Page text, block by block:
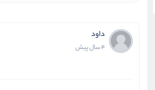
داود
4 سال پیش